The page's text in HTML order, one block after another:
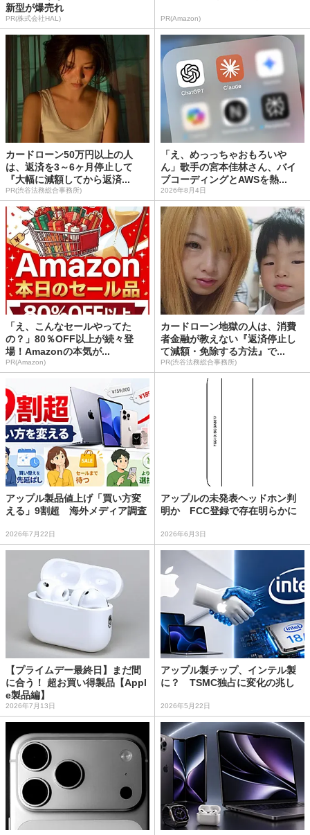
新型が爆売れ
PR(株式会社HAL) PR(Amazon)
カードローン50万円以上の人
は、返済を3～6ヶ月停止して
『大幅に減額してから返済...
PR(渋谷法務総合事務所)
「え、めっっちゃおもろいや
ん」歌手の宮本佳林さん、バイ
ブコーディングとAWSを熱...
2026年8月4日
「え、こんなセールやってた
の？」80％OFF以上が続々登
場！Amazonの本気が...
PR(Amazon)
カードローン地獄の人は、消費
者金融が教えない『返済停止し
て減額・免除する方法』で...
PR(渋谷法務総合事務所)
アップル製品値上げ「買い方変
える」9割超 海外メディア調査
2026年7月22日
アップルの未発表ヘッドホン判
明か FCC登録で存在明らかに
2026年6月3日
【プライムデー最終日】まだ間
に合う！ 超お買い得製品【Appl
e製品編】
2026年7月13日
アップル製チップ、インテル製
に？ TSMC独占に変化の兆し
2026年5月22日